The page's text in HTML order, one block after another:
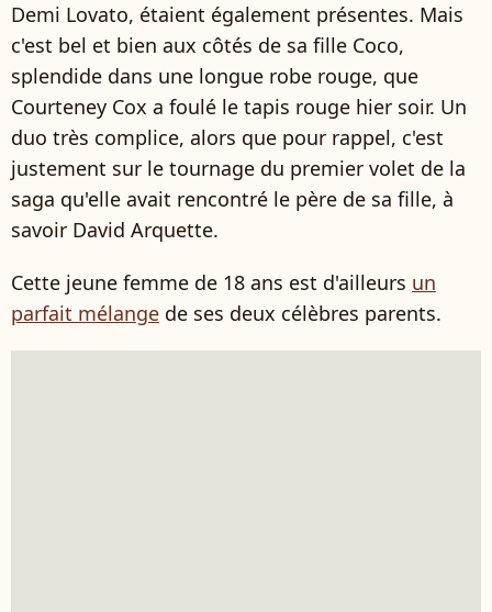
Demi Lovato, étaient également présentes. Mais
c'est bel et bien aux côtés de sa fille Coco,
splendide dans une longue robe rouge, que
Courteney Cox a foulé le tapis rouge hier soir. Un
duo très complice, alors que pour rappel, c'est
justement sur le tournage du premier volet de la
saga qu'elle avait rencontré le père de sa fille, à
savoir David Arquette.
Cette jeune femme de 18 ans est d'ailleurs un
parfait mélange de ses deux célèbres parents.